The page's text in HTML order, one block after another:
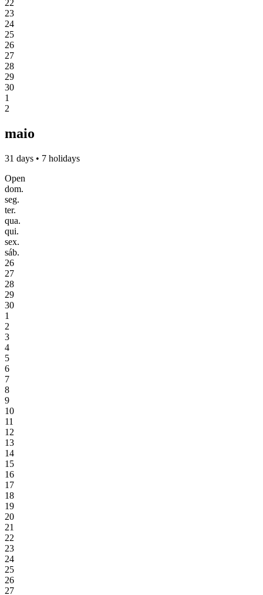
22
23
24
25
26
27
28
29
30
1
2
maio
31 days • 7 holidays
Open
dom.
seg.
ter.
qua.
qui.
sex.
sáb.
26
27
28
29
30
1
2
3
4
5
6
7
8
9
10
11
12
13
14
15
16
17
18
19
20
21
22
23
24
25
26
27